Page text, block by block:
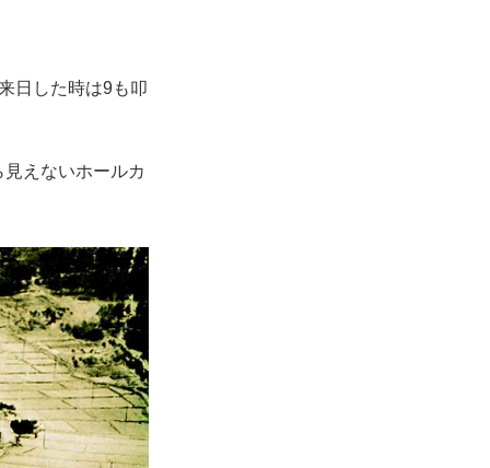
日した時は9も叩
えないホールカ